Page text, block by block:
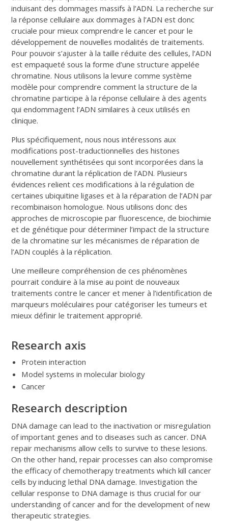
induisant des dommages massifs à l’ADN. La recherche sur
la réponse cellulaire aux dommages à l’ADN est donc
cruciale pour mieux comprendre le cancer et pour le
développement de nouvelles modalités de traitements.
Pour pouvoir s’ajuster à la taille réduite des cellules, l’ADN
est empaqueté sous la forme d’une structure appelée
chromatine. Nous utilisons la levure comme système
modèle pour comprendre comment la structure de la
chromatine participe à la réponse cellulaire à des agents
qui endommagent l’ADN similaires à ceux utilisés en
clinique.
Plus spécifiquement, nous nous intéressons aux
modifications post-traductionnelles des histones
nouvellement synthétisées qui sont incorporées dans la
chromatine durant la réplication de l’ADN. Plusieurs
évidences relient ces modifications à la régulation de
certaines ubiquitine ligases et à la réparation de l’ADN par
recombinaison homologue. Nous utilisons donc des
approches de microscopie par fluorescence, de biochimie
et de génétique pour déterminer l’impact de la structure
de la chromatine sur les mécanismes de réparation de
l’ADN couplés à la réplication.
Une meilleure compréhension de ces phénomènes
pourrait conduire à la mise au point de nouveaux
traitements contre le cancer et mener à l’identification de
marqueurs moléculaires pour catégoriser les tumeurs et
mieux définir le traitement approprié.
Research axis
Protein interaction
Model systems in molecular biology
Cancer
Research description
DNA damage can lead to the inactivation or misregulation
of important genes and to diseases such as cancer. DNA
repair mechanisms allow cells to survive to these lesions.
On the other hand, repair processes can also compromise
the efficacy of chemotherapy treatments which kill cancer
cells by inducing lethal DNA damage. Investigation the
cellular response to DNA damage is thus crucial for our
understanding of cancer and for the development of new
therapeutic strategies.